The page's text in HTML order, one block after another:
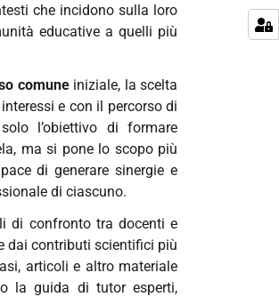
che incidono sulla loro
educative a quelli più
comuneiniziale, la scelta
e con il percorso di
l’obiettivo di formare
ma si pone lo scopo più
di generare sinergie e
di ciascuno.
di confronto tra docenti e
dai contributi scientifici più
articoli e altro materiale
la guida di tutor esperti,